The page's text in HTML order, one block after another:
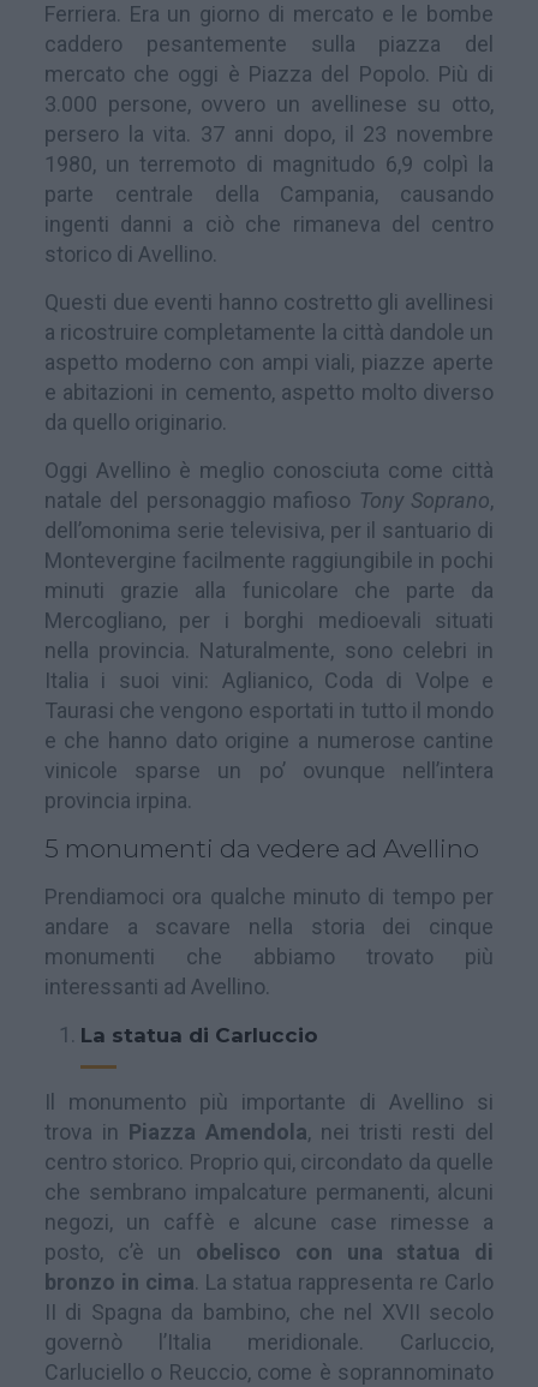
Ferriera. Era un giorno di mercato e le bombe
caddero pesantemente sulla piazza del
mercato che oggi è Piazza del Popolo. Più di
3.000 persone, ovvero un avellinese su otto,
persero la vita. 37 anni dopo, il 23 novembre
1980, un terremoto di magnitudo 6,9 colpì la
parte centrale della Campania, causando
ingenti danni a ciò che rimaneva del centro
storico di Avellino.
Questi due eventi hanno costretto gli avellinesi
a ricostruire completamente la città dandole un
aspetto moderno con ampi viali, piazze aperte
e abitazioni in cemento, aspetto molto diverso
da quello originario.
Oggi Avellino è meglio conosciuta come città
natale del personaggio mafioso Tony Soprano,
dell’omonima serie televisiva, per il santuario di
Montevergine facilmente raggiungibile in pochi
minuti grazie alla funicolare che parte da
Mercogliano, per i borghi medioevali situati
nella provincia. Naturalmente, sono celebri in
Italia i suoi vini: Aglianico, Coda di Volpe e
Taurasi che vengono esportati in tutto il mondo
e che hanno dato origine a numerose cantine
vinicole sparse un po’ ovunque nell’intera
provincia irpina.
5 monumenti da vedere ad Avellino
Prendiamoci ora qualche minuto di tempo per
andare a scavare nella storia dei cinque
monumenti che abbiamo trovato più
interessanti ad Avellino.
La statua di Carluccio
Il monumento più importante di Avellino si
trova in Piazza Amendola, nei tristi resti del
centro storico. Proprio qui, circondato da quelle
che sembrano impalcature permanenti, alcuni
negozi, un caffè e alcune case rimesse a
posto, c’è un obelisco con una statua di
bronzo in cima. La statua rappresenta re Carlo
II di Spagna da bambino, che nel XVII secolo
governò l’Italia meridionale. Carluccio,
Carluciello o Reuccio, come è soprannominato